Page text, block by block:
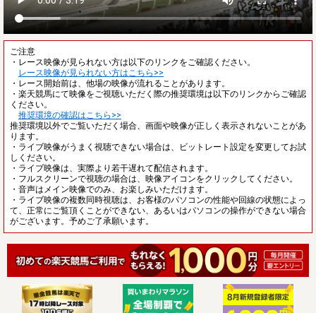
ご注意
・レース映像が見られない方は以下のリンクをご確認ください。
レース映像が見られない方はこちら>>
・レース開始前は、他場の映像が流れることがあります。
・楽天競馬にて映像をご視聴いただく際の推奨環境は以下のリンクからご確認
ください。
推奨環境の確認はこちら>>
推奨環境以外でご覧いただく場合、画面や映像が正しく表示されないことがあ
ります。
・ライブ映像がうまく視聴できない場合は、ビットレート設定を変更してお試
しください。
・ライブ映像は、実際より若干遅れて配信されます。
・フルスクリーンで視聴の場合は、映像アイコンをクリックしてください。
・音声はメイン映像でのみ、お楽しみいただけます。
・ライブ映像の複数同時視聴は、お客様のパソコンの性能や回線の状態によっ
て、正常にご覧頂くことができない、あるいはパソコンの操作ができない場合
がございます。予めご了承願います。